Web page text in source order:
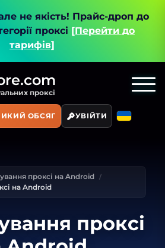
не якість! Прайс-дроп до
проксі [Перейти до
тарифів]
проксі
ОБСЯГ УВІЙТИ
проксі на Android
на Android
проксі